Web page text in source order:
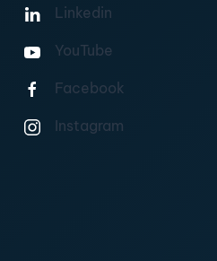
Linkedin
YouTube
Facebook
Instagram